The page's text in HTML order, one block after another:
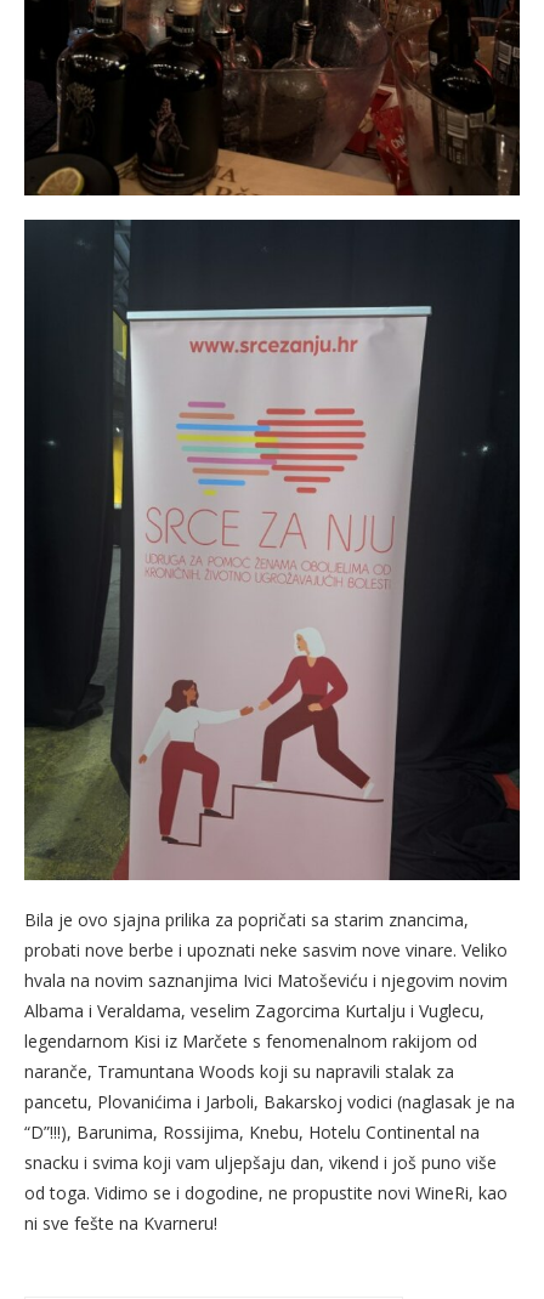
Bila je ovo sjajna prilika za popričati sa starim znancima,
probati nove berbe i upoznati neke sasvim nove vinare. Veliko
hvala na novim saznanjima Ivici Matoševiću i njegovim novim
Albama i Veraldama, veselim Zagorcima Kurtalju i Vuglecu,
legendarnom Kisi iz Marčete s fenomenalnom rakijom od
naranče, Tramuntana Woods koji su napravili stalak za
pancetu, Plovanićima i Jarboli, Bakarskoj vodici (naglasak je na
“D”!!!), Barunima, Rossijima, Knebu, Hotelu Continental na
snacku i svima koji vam uljepšaju dan, vikend i još puno više
od toga. Vidimo se i dogodine, ne propustite novi WineRi, kao
ni sve fešte na Kvarneru!